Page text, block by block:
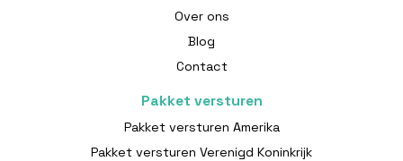
Over ons
Blog
Contact
Pakket versturen
Pakket versturen Amerika
Pakket versturen Verenigd Koninkrijk